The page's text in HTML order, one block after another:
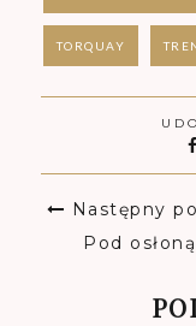
TORQUAY
Następny
Pod